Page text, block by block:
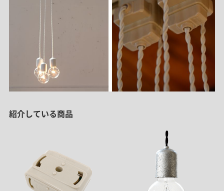
紹介している商品